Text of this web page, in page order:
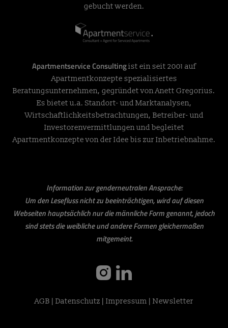
gebucht werden.
Apartmentservice Consultingist ein seit 2001 auf
Apartmentkonzepte spezialisiertes
Beratungsunternehmen, gegründet von Anett Gregorius.
Es bietet u.a. Standort- und Marktanalysen,
Wirtschaftlichkeitsbetrachtungen, Betreiber- und
Investorenvermittlungen und begleitet
Apartmentkonzepte von der Idee bis zur Inbetriebnahme.
Information zur genderneutralen Ansprache:
Um den Lesefluss nicht zu beeinträchtigen, wird auf diesen
Webseiten hauptsächlich nur die männliche Form genannt, jedoch
sind stets die weibliche und andere Formen gleichermaßen
mitgemeint.
instagram
AGB | Datenschutz | Impressum | Newsletter